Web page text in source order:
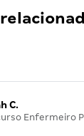
C.
Enfermeiro